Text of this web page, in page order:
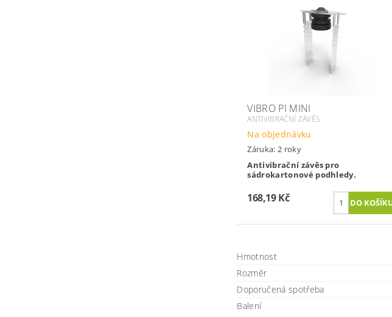
VIBRO PI MINI
ANTIVIBRAČNÍ ZÁVĚS
Na objednávku
Záruka: 2 roky
Antivibrační závěs pro
sádrokartonové podhledy.
168,19 Kč
Hmotnost
Rozměr
Doporučená spotřeba
Balení